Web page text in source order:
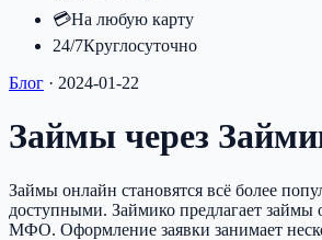
💳На любую карту
24/7Круглосуточно
Блог · 2024-01-22
Займы через
Займы онлайн становятся всё более
доступными. Займико предлагает займы
МФО. Оформление заявки занимает